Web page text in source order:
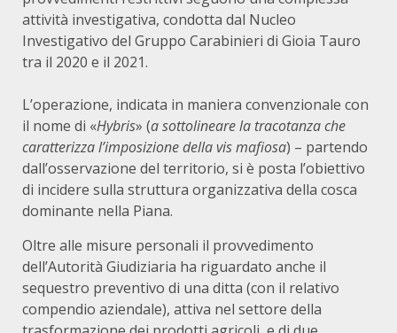
attività investigativa, condotta dal Nucleo
Investigativo del Gruppo Carabinieri di Gioia Tauro
tra il 2020 e il 2021.
L’operazione, indicata in maniera convenzionale con
il nome di «Hybris» (a sottolineare la tracotanza che
caratterizza l’imposizione della vis mafiosa) – partendo
dall’osservazione del territorio, si è posta l’obiettivo
di incidere sulla struttura organizzativa della cosca
dominante nella Piana.
Oltre alle misure personali il provvedimento
dell’Autorità Giudiziaria ha riguardato anche il
sequestro preventivo di una ditta (con il relativo
compendio aziendale), attiva nel settore della